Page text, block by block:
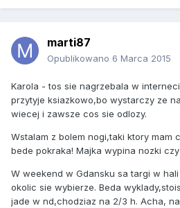
marti87
Opublikowano 6 Marca 2015
Karola - tos sie nagrzebala w
przytyje ksiazkowo,bo wystarczy ze
wiecej i zawsze cos sie odlozy.
Wstalam z bolem nogi,taki ktory mam
bede pokraka! Majka wypina nozki
W weekend w Gdansku sa targi w
okolic sie wybierze. Beda
jade w nd,chodziaz na 2/3 h. Acha,